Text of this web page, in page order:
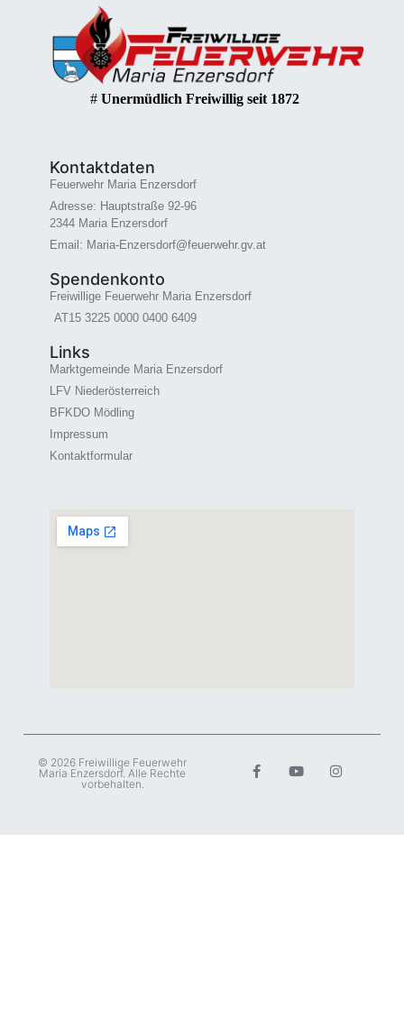
# Unermüdlich Freiwillig seit 1872
Kontaktdaten
Feuerwehr Maria Enzersdorf
Adresse: Hauptstraße 92-96
2344 Maria Enzersdorf
Email: Maria-Enzersdorf@feuerwehr.gv.at
Spendenkonto
Freiwillige Feuerwehr Maria Enzersdorf
AT15 3225 0000 0400 6409
Links
Marktgemeinde Maria Enzersdorf
LFV Niederösterreich
BFKDO Mödling
Impressum
Kontaktformular
© 2026 Freiwillige Feuerwehr
Maria Enzersdorf. Alle Rechte
vorbehalten.